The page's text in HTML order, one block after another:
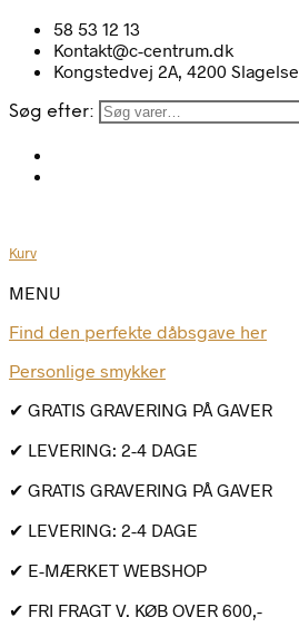
58 53 12 13
Kontakt@c-centrum.dk
Kongstedvej 2A, 4200 Slagelse
Søg efter:
Kurv
MENU
Find den perfekte dåbsgave her
Personlige smykker
✔ GRATIS GRAVERING PÅ GAVER
✔ LEVERING: 2-4 DAGE
✔ GRATIS GRAVERING PÅ GAVER
✔ LEVERING: 2-4 DAGE
✔ E-MÆRKET WEBSHOP
✔ FRI FRAGT V. KØB OVER 600,-